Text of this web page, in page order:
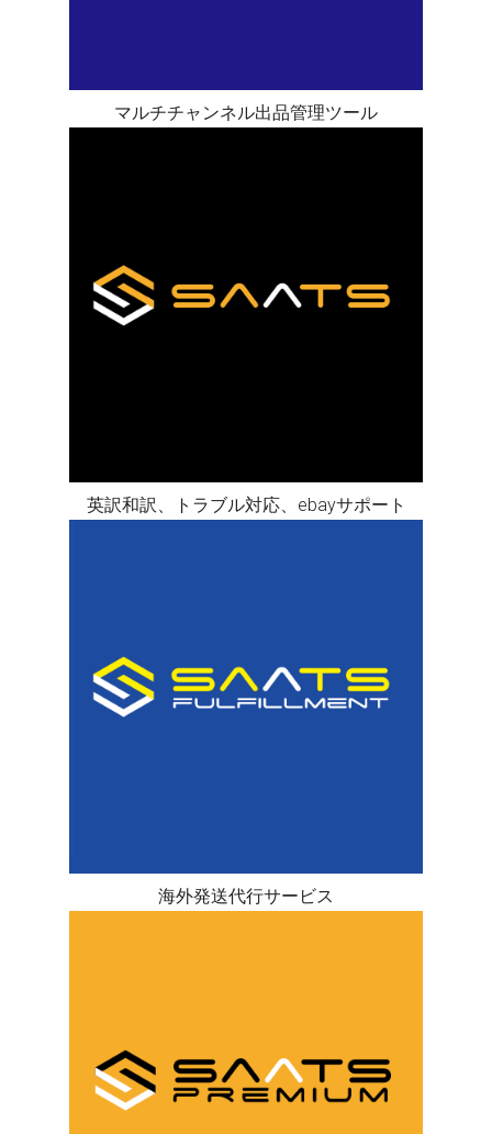
マルチチャンネル出品管理ツール
英訳和訳、トラブル対応、ebayサポート
海外発送代行サービス